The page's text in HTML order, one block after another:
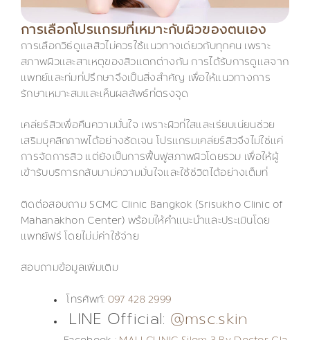
การเลือกโปรแกรมที่เหมาะกับผิวของตนเอง
การเลือกวิธีดูแลสิวไม่ควรใช้แนวทางเดียวกับทุกคน เพราะ
สภาพผิวและสาเหตุของสิวแตกต่างกัน การได้รับการดูแลจาก
แพทย์และทีมที่ปรึกษาจึงเป็นสิ่งสำคัญ เพื่อให้แนวทางการ
รักษาเหมาะสมและเห็นผลลัพธ์ที่ตรงจุด
เคลียร์สิวเพื่อคืนความมั่นใจ เพราะผิวที่ใสและเรียบเนียนช่วย
เสริมบุคลิกภาพได้อย่างชัดเจน โปรแกรมเคลียร์สิวจึงไม่ใช่แค่
การจัดการสิว แต่ยังเป็นการฟื้นฟูสภาพผิวโดยรวม เพื่อให้ผู้
เข้ารับบริการกลับมามีความมั่นใจและใช้ชีวิตได้อย่างเต็มที่
ติดต่อสอบถาม SCMC Clinic Bangkok (Srisukho Clinic of
Mahanakhon Center) พร้อมให้คำแนะนำและประเมินโดย
แพทย์ฟรี โดยไม่มีค่าใช้จ่าย
สอบถามข้อมูลเพิ่มเติม
โทรศัพท์: 097 428 2999
LINE Official: @msc.skin